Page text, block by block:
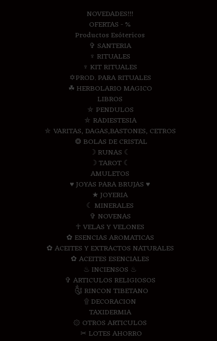
NOVEDADES!!!
OFERTAS - %
Productos Esótericos
✞ SANTERIA
♆ RITUALES
♆ KIT RITUALES
✡PROD. PARA RITUALES
☘ HERBOLARIO MAGICO
LIBROS
⛤ PENDULOS
⛤ RADIESTESIA
⛤ VARITAS, DAGAS,BASTONES, CETROS
❂ BOLAS DE CRISTAL
☽ RUNAS ☾
☽ TAROT ☾
AMULETOS
♥ JOYAS PARA BRUJAS ♥
★ JOYERIA
☾ MINERALES
✞ NOVENAS
☥ VELAS Y VELONES
✿ ESENCIAS AROMATICAS
✿ ACEITES Y EXTRACTOS NATURALES
✿ ACEITES ESENCIALES
♨ INCIENSOS ♨
✞ ARTICULOS RELIGIOSOS
༃ RINCON TIBETANO
۩ DECORACION
TAXIDERMIA
۞ OTROS ARTICULOS
✂ LOTES AHORRO